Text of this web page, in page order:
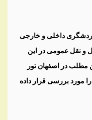
داخلی و خارجی
نقل عمومی در این
مطلب در اصفهان تور
مورد بررسی قرار داده